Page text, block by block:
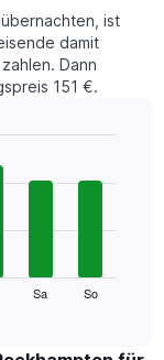
ist
damit
Dann
151 €.
Sa So